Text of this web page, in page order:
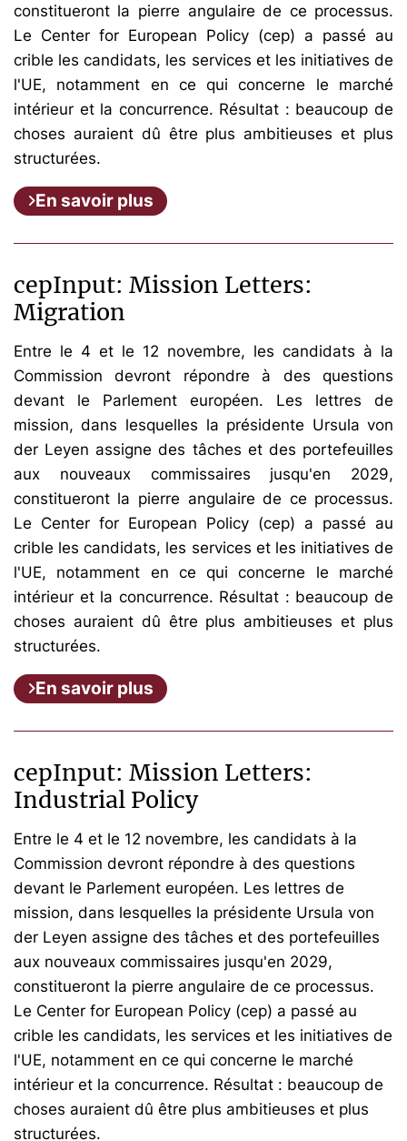
constitueront la pierre angulaire de ce processus.
Le Center for European Policy (cep) a passé au
crible les candidats, les services et les initiatives de
l'UE, notamment en ce qui concerne le marché
intérieur et la concurrence. Résultat : beaucoup de
choses auraient dû être plus ambitieuses et plus
structurées.
En savoir plus
cepInput: Mission Letters:
Migration
Entre le 4 et le 12 novembre, les candidats à la
Commission devront répondre à des questions
devant le Parlement européen. Les lettres de
mission, dans lesquelles la présidente Ursula von
der Leyen assigne des tâches et des portefeuilles
aux nouveaux commissaires jusqu'en 2029,
constitueront la pierre angulaire de ce processus.
Le Center for European Policy (cep) a passé au
crible les candidats, les services et les initiatives de
l'UE, notamment en ce qui concerne le marché
intérieur et la concurrence. Résultat : beaucoup de
choses auraient dû être plus ambitieuses et plus
structurées.
En savoir plus
cepInput: Mission Letters:
Industrial Policy
Entre le 4 et le 12 novembre, les candidats à la
Commission devront répondre à des questions
devant le Parlement européen. Les lettres de
mission, dans lesquelles la présidente Ursula von
der Leyen assigne des tâches et des portefeuilles
aux nouveaux commissaires jusqu'en 2029,
constitueront la pierre angulaire de ce processus.
Le Center for European Policy (cep) a passé au
crible les candidats, les services et les initiatives de
l'UE, notamment en ce qui concerne le marché
intérieur et la concurrence. Résultat : beaucoup de
choses auraient dû être plus ambitieuses et plus
structurées.